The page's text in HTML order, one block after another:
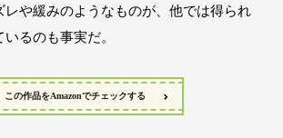
レや緩みのようなものが、他では得られ
るのも事実だ。
この作品をAmazonでチェックする